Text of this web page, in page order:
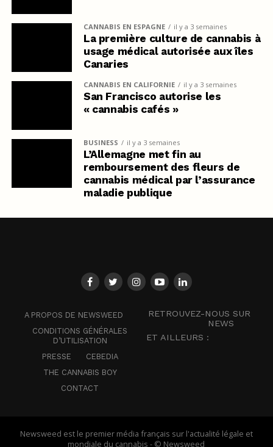
CANNABIS EN ESPAGNE il y a 3 semaines
La première culture de cannabis à
usage médical autorisée aux îles
Canaries
CANNABIS EN CALIFORNIE il y a 3 semaines
San Francisco autorise les
« cannabis cafés »
BUSINESS il y a 3 semaines
L’Allemagne met fin au
remboursement des fleurs de
cannabis médical par l’assurance
maladie publique
A PROPOS DE NEWSWEED
CONDITIONS GÉNÉRALES
D’UTILISATION
PRESSE
CEBEDIA
THE CANNABIS BOY
CONTACT
RETROUVEZ-NOUS SUR
NEWS
ET AILLEURS :
Newsweed est le premier média français sur l'actualité légale et
mondiale du cannabis - © Newsweed